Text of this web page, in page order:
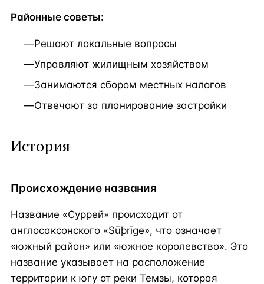
Районные советы:
Решают локальные вопросы
Управляют жилищным хозяйством
Занимаются сбором местных налогов
Отвечают за планирование застройки
История
Происхождение названия
Название «Суррей» происходит от
англосаксонского «Sūþrīge», что означает
«южный район» или «южное королевство». Это
название указывает на расположение
территории к югу от реки Темзы, которая